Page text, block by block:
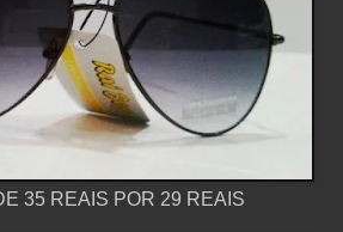
35 REAIS POR 29 REAIS